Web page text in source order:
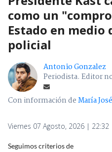
como un
Estado en medio
policial
Antonio Gonzalez
Periodista. Editor
Con información deMaría
Viernes 07 Agosto, 2026 | 22:32
Seguimos criterios de